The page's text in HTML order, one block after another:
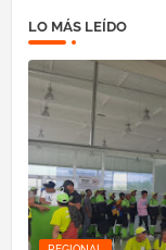
LO MÁS LEÍDO